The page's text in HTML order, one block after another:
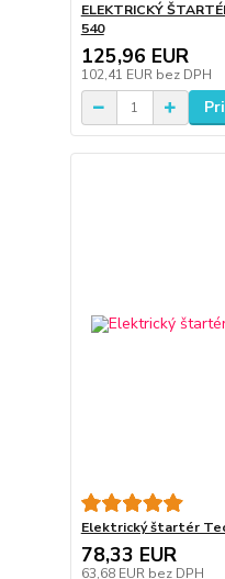
ELEKTRICKÝ
540
125,96 EUR
102,41 EUR bez DPH
Elektrický štartér
78,33 EUR
63,68 EUR bez DPH